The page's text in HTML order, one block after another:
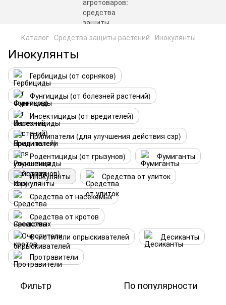
Каталог Средства защиты растений Инокулянты
Инокулянты
Гербициды (от сорняков)
Фунгициды (от болезней растений)
Инсектициды (от вредителей)
Прилипатели (для улучшения действия сзр)
Родентициды (от грызунов)
Фумиганты
Инокулянты
Средства от улиток
Средства от насекомых
Средства от кротов
Очистители опрыскивателей
Десиканты
Протравители
Фильтр По популярности